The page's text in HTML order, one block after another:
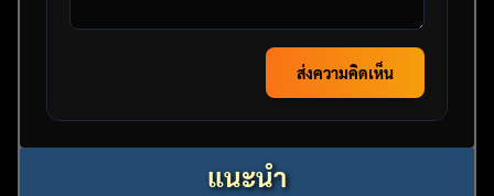
ส่งความคิดเห็น
แนะนำ